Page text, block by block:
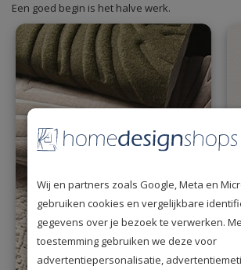
Een goed begin is het halve werk.
Wij en partners zoals Google, Meta en
gebruiken cookies en vergelijkbare
gegevens over je bezoek te verwerken.
toestemming gebruiken we deze voor
advertentiepersonalisatie,